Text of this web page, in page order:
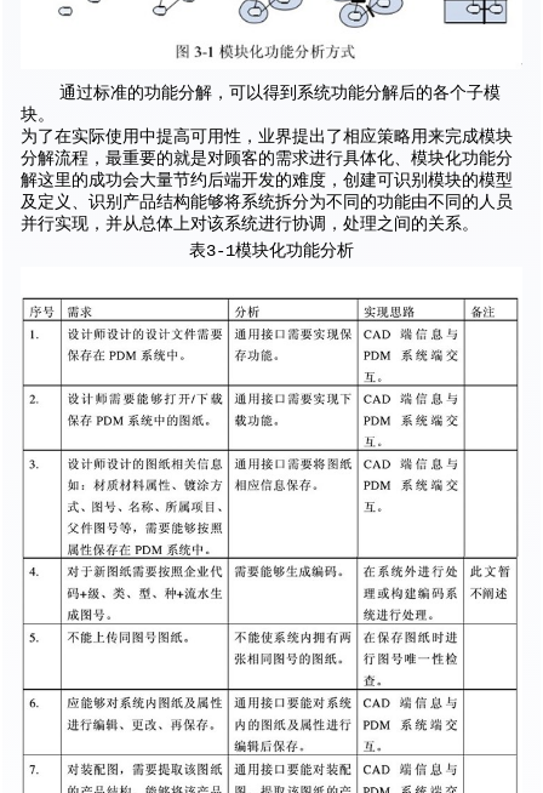
通过标准的功能分解，可以得到系统功能分解后的各个子模
块。
为了在实际使用中提高可用性，业界提出了相应策略用来完成模块
分解流程，最重要的就是对顾客的需求进行具体化、模块化功能分
解这里的成功会大量节约后端开发的难度，创建可识别模块的模型
及定义、识别产品结构能够将系统拆分为不同的功能由不同的人员
并行实现，并从总体上对该系统进行协调，处理之间的关系。
表3-1模块化功能分析